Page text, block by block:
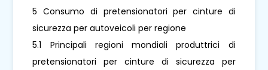
5 Consumo di pretensionatori per cinture di
sicurezza per autoveicoli per regione
5.1 Principali regioni mondiali produttrici di
pretensionatori per cinture di sicurezza per